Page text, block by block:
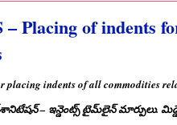
Placing of indents
placing indents of all commodities
– ఇన్డెంట్స్ టైమ్‌లైన్ మార్పులు.